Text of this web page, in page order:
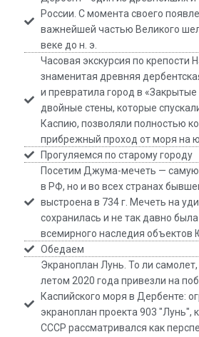
России. С момента своего
важнейшей частью Великого
веке до н. э.
Часовая экскурсия по крепости
знаменитая древняя
и превратила город в «Закрытые
двойные стены, которые
Каспию, позволяли полностью
прибрежный проход от моря на
Прогуляемся по старому городу
Посетим Джума-мечеть —
в РФ, но и во всех странах
выстроена в 734 г. Мечеть на
сохранилась и не так давно
всемирного наследия
Обедаем
Экраноплан Лунь. То ли
летом 2020 года привезли на
Каспийского моря в Дербенте:
экраноплан проекта 903 "Лунь",
СССР рассматривался как